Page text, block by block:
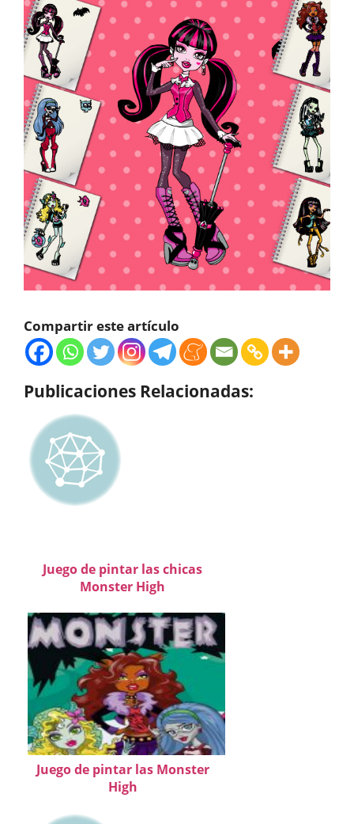
Compartir este artículo
Publicaciones Relacionadas:
Juego de pintar las chicas
Monster High
Juego de pintar las Monster
High